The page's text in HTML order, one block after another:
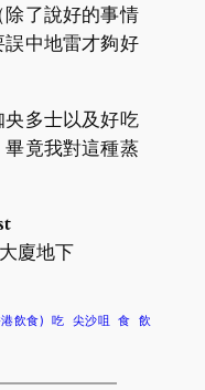
了說好的事情
中地雷才夠好
多士以及好吃
竟我對這種蒸
廈地下
飲食) 吃 尖沙咀 食 飲